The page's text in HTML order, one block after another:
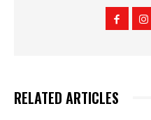
RELATED ARTICLES